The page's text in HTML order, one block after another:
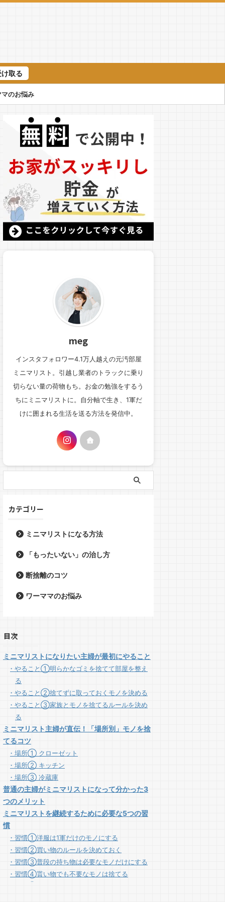
取る
マのお悩み
meg
インスタフォロワー4.1万人越えの元汚部屋
ミニマリスト。引越し業者のトラックに乗り
切らない量の荷物もち。お金の勉強をするう
ちにミニマリストに。自分軸で生き、1軍だ
けに囲まれる生活を送る方法を発信中。
カテゴリー
ミニマリストになる方法
「もったいない」の治し方
断捨離のコツ
ワーママのお悩み
目次
ミニマリストになりたい主婦が最初にやること
やること①明らかなゴミを捨てて部屋を整え
る
やること②捨てずに取っておくモノを決める
やること③家族とモノを捨てるルールを決め
る
ミニマリスト主婦が直伝！「場所別」モノを捨
てるコツ
場所① クローゼット
場所② キッチン
場所③ 冷蔵庫
普通の主婦がミニマリストになって分かった3
つのメリット
ミニマリストを継続するために必要な5つの習
慣
習慣①洋服は1軍だけのモノにする
習慣②買い物のルールを決めておく
習慣③普段の持ち物は必要なモノだけにする
習慣④貰い物でも不要なモノは捨てる